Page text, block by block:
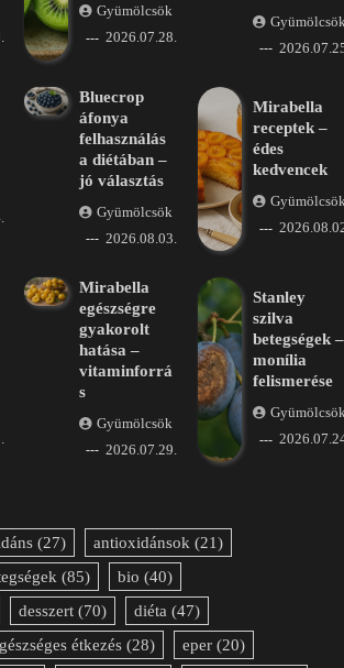
Gyümölcsök
2026.07.28.
Bluecrop
áfonya
felhasználás
a diétában –
jó választás
Gyümölcsök
2026.08.03.
Mirabella
receptek –
édes
kedvencek
Mirabella
egészségre
gyakorolt
hatása –
vitaminforrá
s
Gyümölcsök
2026.07.29.
Stanley
szilva
betegségek –
monília
felismerése
(27) antioxidánsok (21)
(85) bio (40)
desszert (70) diéta (47)
étkezés (28) eper (20)